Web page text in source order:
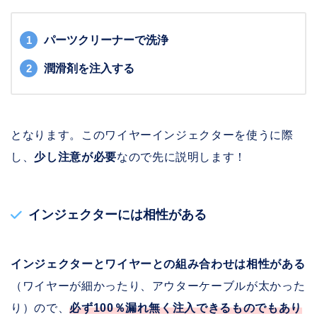
パーツクリーナーで洗浄
潤滑剤を注入する
となります。このワイヤーインジェクターを使うに際
し、少し注意が必要なので先に説明します！
インジェクターには相性がある
インジェクターとワイヤーとの組み合わせは相性がある
（ワイヤーが細かったり、アウターケーブルが太かった
り）ので、必ず100％漏れ無く注入できるものでもあり